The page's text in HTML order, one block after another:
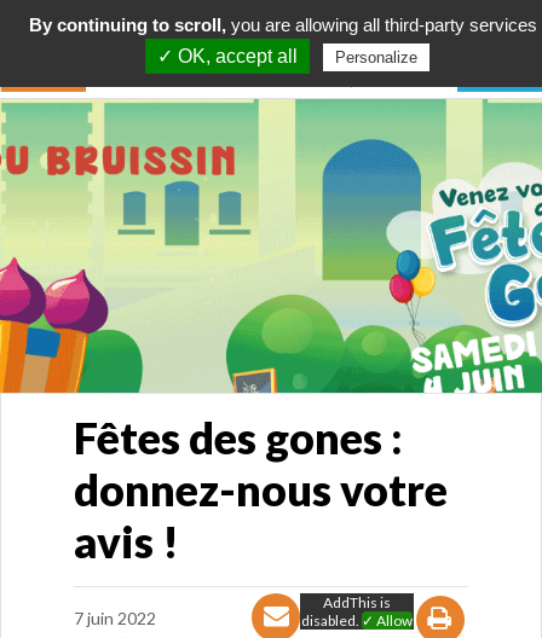
Fêtes des gones :
donnez-nous votre
avis !
7 juin 2022
AddThis is
disabled. ✓ Allow
By continuing to scroll, you are allowing all third-party services
✓ OK, accept all
Personalize